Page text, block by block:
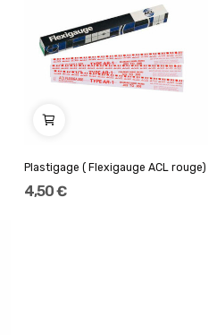
Plastigage ( Flexigauge ACL rouge)
4,50 €